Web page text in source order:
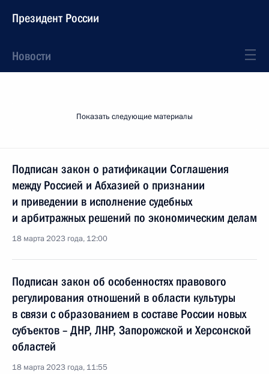
Президент России
Новости
Показать следующие материалы
Подписан закон о ратификации Соглашения
между Россией и Абхазией о признании
и приведении в исполнение судебных
и арбитражных решений по экономическим делам
18 марта 2023 года, 12:00
Подписан закон об особенностях правового
регулирования отношений в области культуры
в связи с образованием в составе России новых
субъектов – ДНР, ЛНР, Запорожской и Херсонской
областей
18 марта 2023 года, 11:55